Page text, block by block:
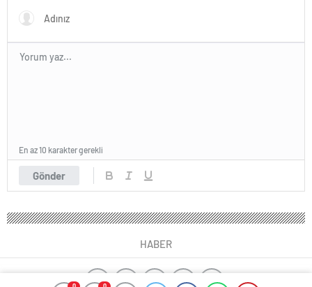
Gönder
En az 10 karakter gerekli
HABER